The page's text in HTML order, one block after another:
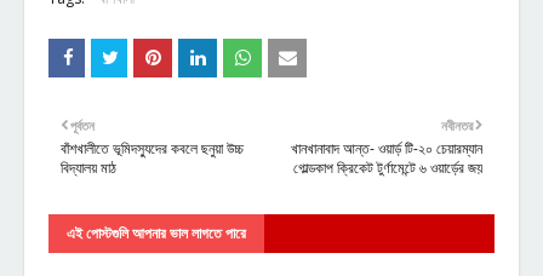
নবীনতর
খানখানাবাদ আন্ত- ওয়ার্ড় টি-২০ চেয়ারম্যান
গোল্ডকাপ ক্রিকেট টুর্ণামেন্টে ৬ ওয়ার্ড়ের জয়
পূর্বতন
বাঁশখালীতে ভূমিদস্যুদের কবলে ছনুয়া উচ্চ
বিদ্যালয় মাঠ
এই পোস্টগুলি আপনার ভাল লাগতে পারে